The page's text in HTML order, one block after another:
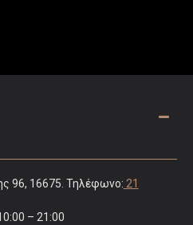
96, 16675. Τηλέφωνο: 21
– 21:00